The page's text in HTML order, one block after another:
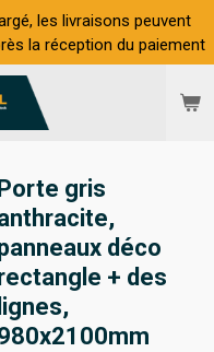
les livraisons peuvent
la réception du paiement
gris
déco
+ des
lignes,